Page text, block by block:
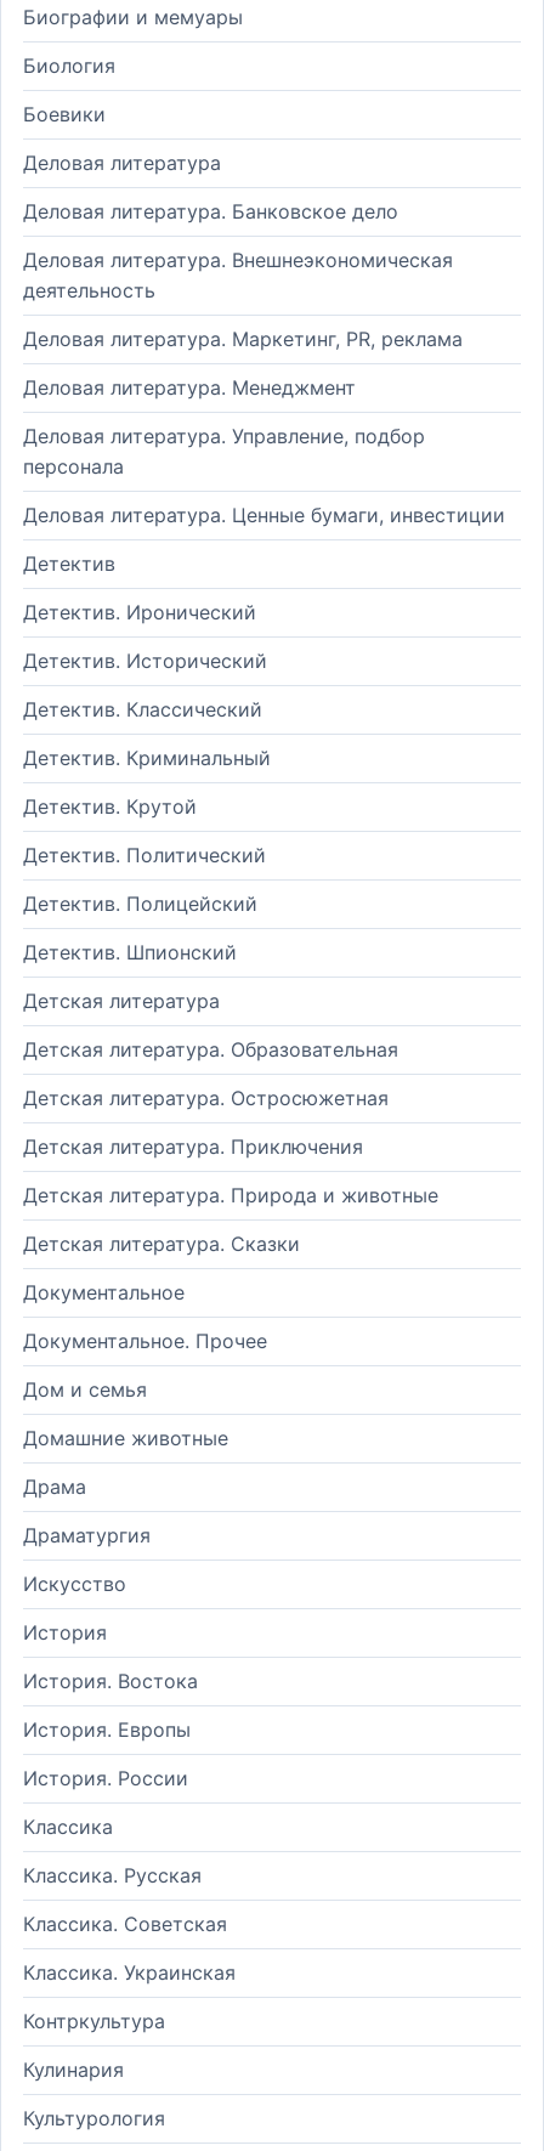
Биографии и мемуары
Биология
Боевики
Деловая литература
Деловая литература. Банковское дело
Деловая литература. Внешнеэкономическая
деятельность
Деловая литература. Маркетинг, PR, реклама
Деловая литература. Менеджмент
Деловая литература. Управление, подбор
персонала
Деловая литература. Ценные бумаги, инвестиции
Детектив
Детектив. Иронический
Детектив. Исторический
Детектив. Классический
Детектив. Криминальный
Детектив. Крутой
Детектив. Политический
Детектив. Полицейский
Детектив. Шпионский
Детская литература
Детская литература. Образовательная
Детская литература. Остросюжетная
Детская литература. Приключения
Детская литература. Природа и животные
Детская литература. Сказки
Документальное
Документальное. Прочее
Дом и семья
Домашние животные
Драма
Драматургия
Искусство
История
История. Востока
История. Европы
История. России
Классика
Классика. Русская
Классика. Советская
Классика. Украинская
Контркультура
Кулинария
Культурология